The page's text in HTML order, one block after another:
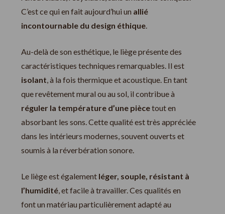
C’est ce qui en fait aujourd’hui un allié
incontournable du design éthique.
Au-delà de son esthétique, le liège présente des
caractéristiques techniques remarquables. Il est
isolant, à la fois thermique et acoustique. En tant
que revêtement mural ou au sol, il contribue à
réguler la température d’une piècetout en
absorbant les sons. Cette qualité est très appréciée
dans les intérieurs modernes, souvent ouverts et
soumis à la réverbération sonore.
Le liège est également léger, souple, résistant à
l’humidité, et facile à travailler. Ces qualités en
font un matériau particulièrement adapté au